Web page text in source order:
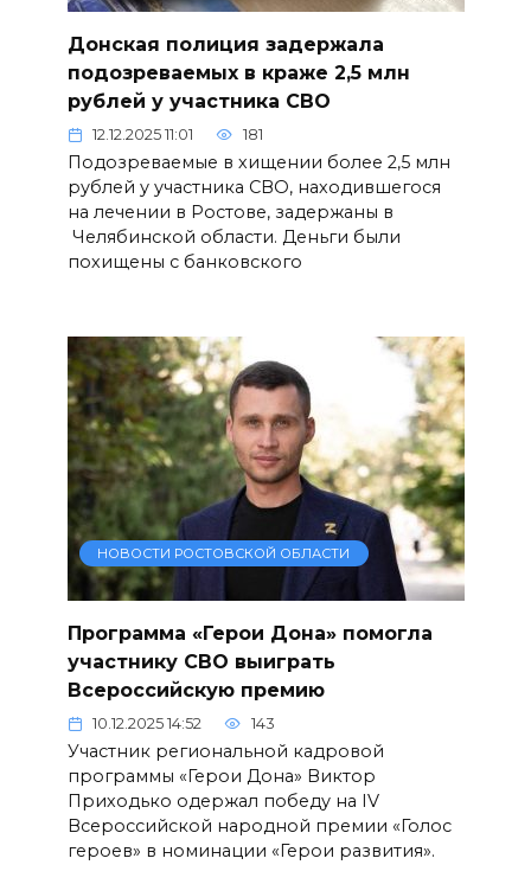
Донская полиция задержала
подозреваемых в краже 2,5 млн
рублей у участника СВО
12.12.2025 11:01 181
Подозреваемые в хищении более 2,5 млн
рублей у участника СВО, находившегося
на лечении в Ростове, задержаны в
Челябинской области. Деньги были
похищены с банковского
НОВОСТИ РОСТОВСКОЙ ОБЛАСТИ
Программа «Герои Дона» помогла
участнику СВО выиграть
Всероссийскую премию
10.12.2025 14:52 143
Участник региональной кадровой
программы «Герои Дона» Виктор
Приходько одержал победу на IV
Всероссийской народной премии «Голос
героев» в номинации «Герои развития».